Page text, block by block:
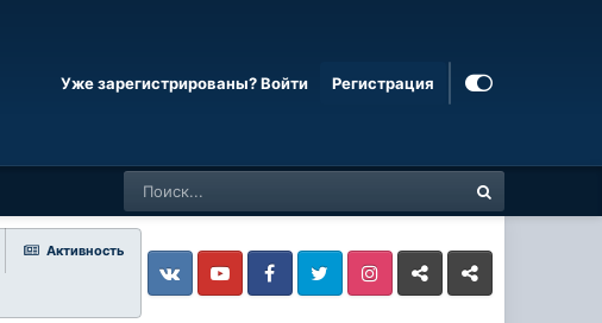
Уже зарегистрированы? Войти Регистрация
Активность
VkontakteYouTube FacebookTwitter InstagramLivejournalOdnoklassniki